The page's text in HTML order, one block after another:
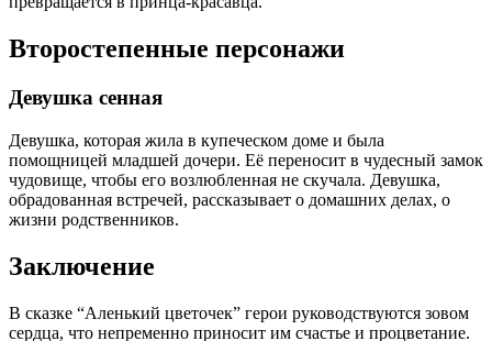
Второстепенные персонажи
Девушка сенная
Девушка, которая жила в купеческом доме и была
помощницей младшей дочери. Её переносит в чудесный замок
чудовище, чтобы его возлюбленная не скучала. Девушка,
обрадованная встречей, рассказывает о домашних делах, о
жизни родственников.
Заключение
В сказке “Аленький цветочек” герои руководствуются зовом
сердца, что непременно приносит им счастье и процветание.